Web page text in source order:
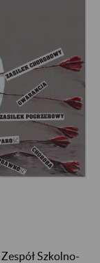
, Zespół Szkolno-